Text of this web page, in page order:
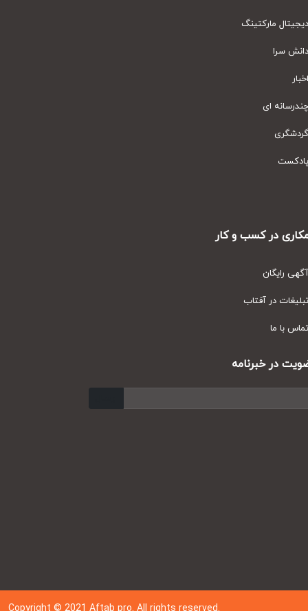
مارکتینگ
سرا
ای
در کسب و کار
رایگان
در آفتاب
با ما
در خبرنامه